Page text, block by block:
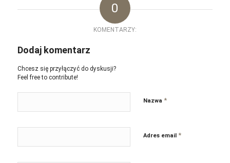
0
KOMENTARZY:
Dodaj komentarz
Chcesz się przyłączyć do dyskusji?
Feel free to contribute!
Nazwa *
Adres email *